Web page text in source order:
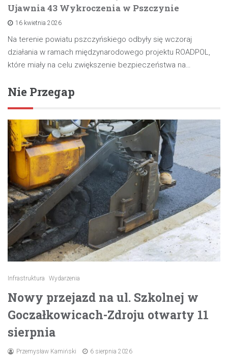
Ujawnia 43 Wykroczenia w Pszczynie
16 kwietnia 2026
Na terenie powiatu pszczyńskiego odbyły się wczoraj
działania w ramach międzynarodowego projektu ROADPOL,
które miały na celu zwiększenie bezpieczeństwa na…
Nie Przegap
Infrastruktura Wydarzenia
Nowy przejazd na ul. Szkolnej w
Goczałkowicach-Zdroju otwarty 11
sierpnia
Przemysław Kamiński 6 sierpnia 2026